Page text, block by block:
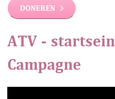
DONEREN
ATV -
Campagne